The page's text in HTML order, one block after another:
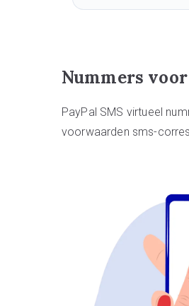
Nummers
PayPal SMS virtueel
voorwaarden sms-